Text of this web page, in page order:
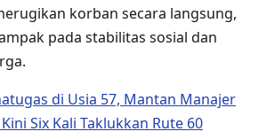
korban secara langsung,
pada stabilitas sosial dan
di Usia 57, Mantan Manajer
Six Kali Taklukkan Rute 60